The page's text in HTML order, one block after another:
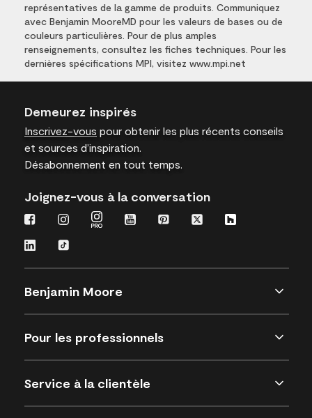
représentatives de la gamme de produits. Communiquez
avec Benjamin MooreMD pour les valeurs de bases ou de
couleurs particulières. Pour de plus amples
renseignements, consultez les fiches techniques. Pour les
dernières spécifications MPI, visitez www.mpi.net
Demeurez inspirés
Inscrivez-vous pour obtenir les plus récents conseils
et sources d’inspiration.
Désabonnement en tout temps.
Joignez-vous à la conversation
Benjamin Moore
Pour les professionnels
Service à la clientèle